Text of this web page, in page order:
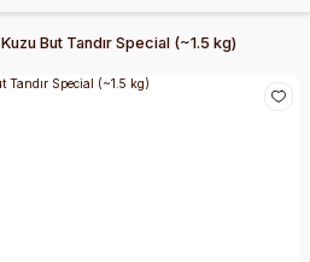
Kuzu But Tandır Special (~1.5 kg)